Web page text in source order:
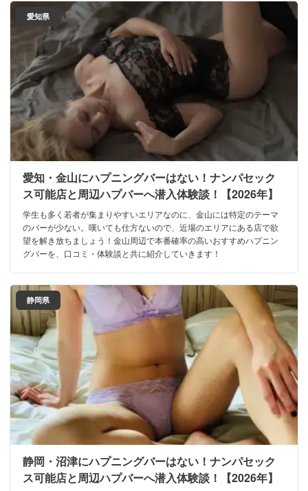
愛知県
愛知・金山にハプニングバーはない！ナンパセック
ス可能店と周辺ハプバーへ潜入体験談！【2026年】
学生も多く若者が集まりやすいエリアなのに、金山には特定のテーマ
のバーが少ない。嘆いても仕方ないので、近場のエリアにある店で欲
望を解き放ちましょう！金山周辺で本番確率の高いおすすめハプニン
グバーを、口コミ・体験談と共に紹介していきます！
静岡県
静岡・沼津にハプニングバーはない！ナンパセック
ス可能店と周辺ハプバーへ潜入体験談！【2026年】